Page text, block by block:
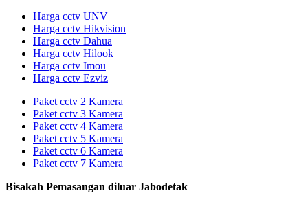
Harga cctv UNV
Harga cctv Hikvision
Harga cctv Dahua
Harga cctv Hilook
Harga cctv Imou
Harga cctv Ezviz
Paket cctv 2 Kamera
Paket cctv 3 Kamera
Paket cctv 4 Kamera
Paket cctv 5 Kamera
Paket cctv 6 Kamera
Paket cctv 7 Kamera
Bisakah Pemasangan diluar Jabodetak